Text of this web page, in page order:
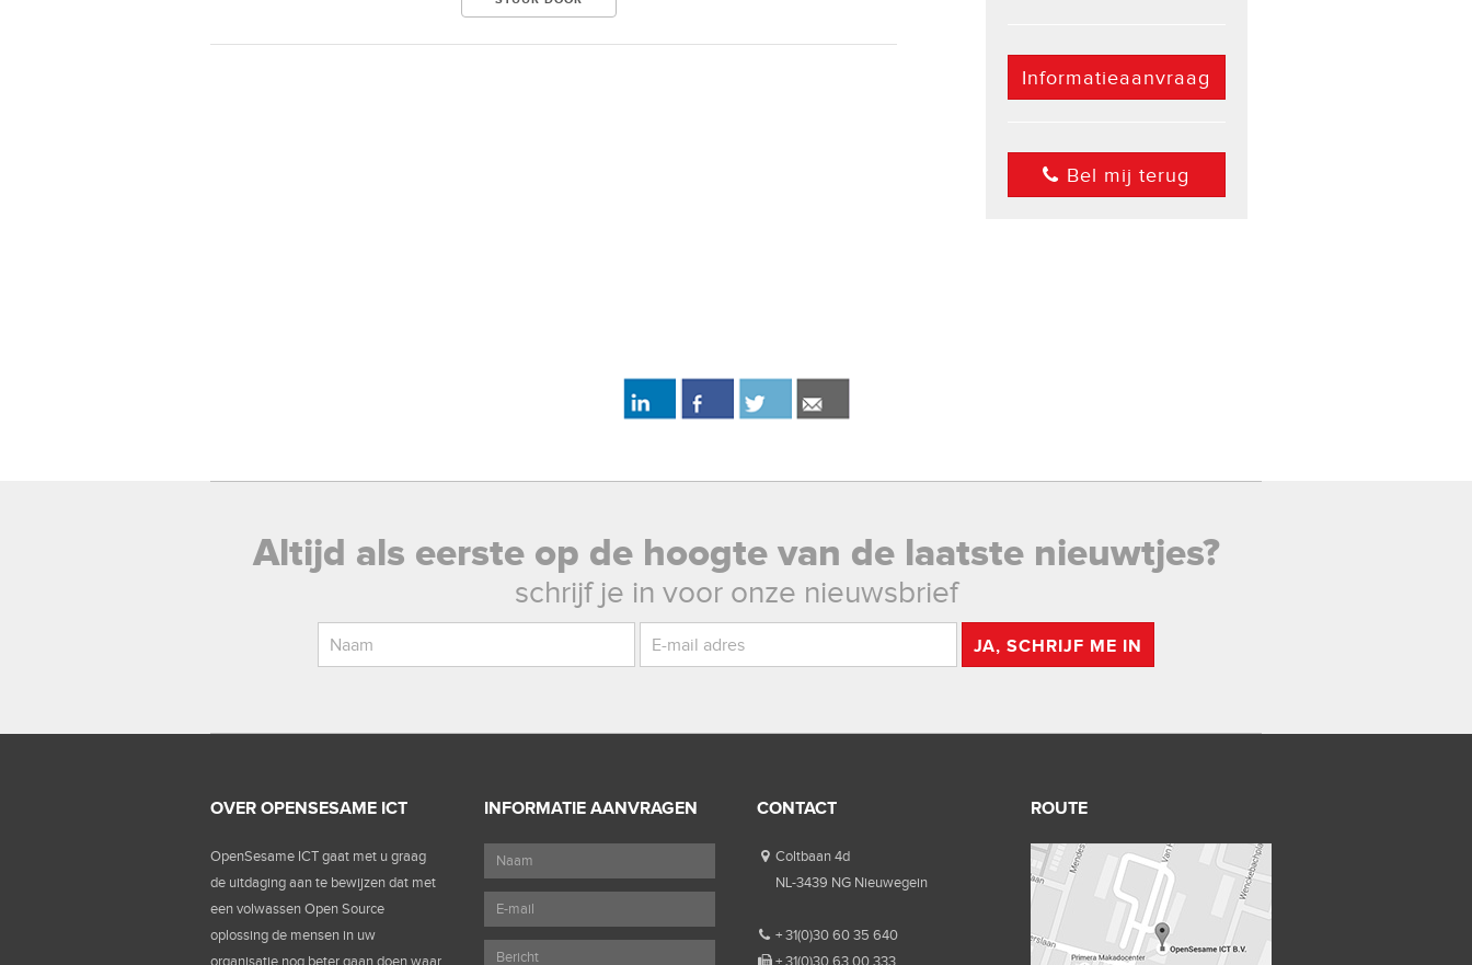
Informatieaanvraag
Bel mij terug
Altijd als eerste op de hoogte van de laatste nieuwtjes?
schrijf je in voor onze nieuwsbrief
JA, SCHRIJF ME IN
OVER OPENSESAME ICT
OpenSesame ICT gaat met u graag
de uitdaging aan te bewijzen dat met
een volwassen Open Source
oplossing de mensen in uw
organisatie nog beter gaan doen waar
INFORMATIE AANVRAGEN CONTACT
Coltbaan 4d
NL-3439 NG Nieuwegein
+ 31(0)30 60 35 640
+ 31(0)30 63 00 333
ROUTE